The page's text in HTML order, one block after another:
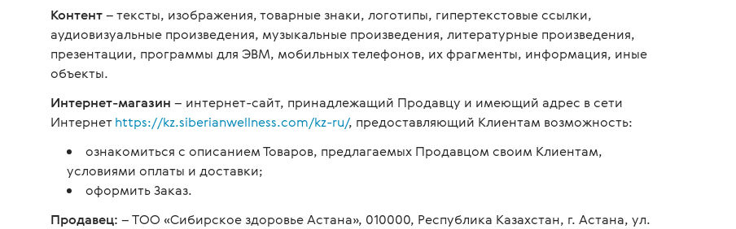
Контент– тексты, изображения, товарные знаки, логотипы, гипертекстовые ссылки,
аудиовизуальные произведения, музыкальные произведения, литературные произведения,
презентации, программы для ЭВМ, мобильных телефонов, их фрагменты, информация, иные
объекты.
Интернет-магазин – интернет-сайт, принадлежащий Продавцу и имеющий адрес в сети
Интернетhttps://kz.siberianwellness.com/kz-ru/, предоставляющий Клиентам возможность:
ознакомиться с описанием Товаров, предлагаемых Продавцом своим Клиентам,
условиями оплаты и доставки;
оформить Заказ.
Продавец: – ТОО «Сибирское здоровье Астана», 010000, Республика Казахстан, г. Астана, ул.